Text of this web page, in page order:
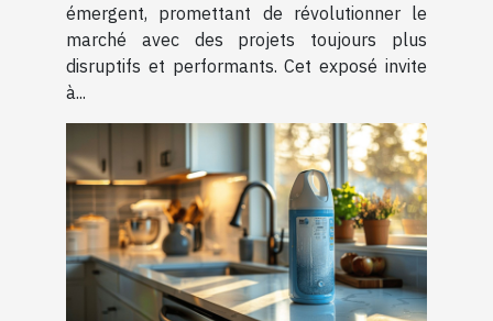
émergent, promettant de révolutionner le
marché avec des projets toujours plus
disruptifs et performants. Cet exposé invite
à...